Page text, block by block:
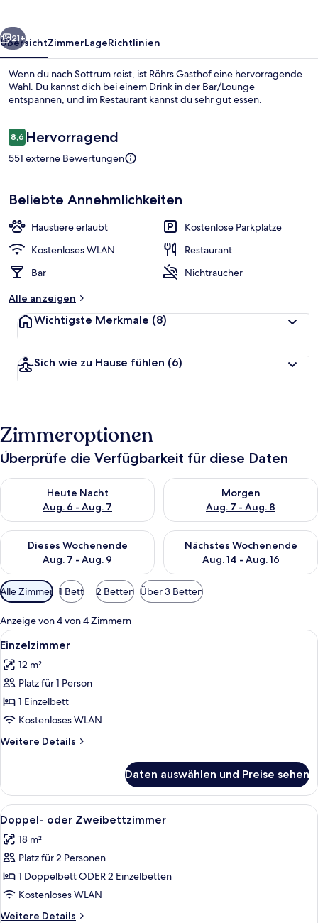
Weiter
21+
ÜbersichtZimmerLageRichtlinien
Wenn du nach Sottrum reist, ist Röhrs Gasthof eine hervorragende
Wahl. Du kannst dich bei einem Drink in der Bar/Lounge
entspannen, und im Restaurant kannst du sehr gut essen.
Bewertungen
8,68,6 von 10.
Hervorragend
551 externe Bewertungen
Beliebte Annehmlichkeiten
Haustiere erlaubt
Kostenlose Parkplätze
Kostenloses WLAN
Restaurant
Bar
Nichtraucher
Alle anzeigen
Wichtigste Merkmale (8)
Sich wie zu Hause fühlen (6)
Zimmeroptionen
Überprüfe die Verfügbarkeit für diese Daten
Heute Nacht
Aug. 6 - Aug. 7
Überprüfe die Verfügbarkeit für heute Nacht, Aug. 6 - Aug. 7.
Morgen
Aug. 7 - Aug. 8
Überprüfe die Verfügbarkeit
Dieses Wochenende
Aug. 7 - Aug. 9
Überprüfe die Verfügbarkeit für dieses Wochenende, Aug. 7
Nächstes Wochenende
Aug. 14 - Aug. 16
Überprüfe die Verfügbarkeit
Verfügbare
Filter
für
Zimmer
Alle Zimmer 1 Bett 2 Betten Über 3 Betten
Anzeige von 4 von 4 Zimmern
Alle
Fotos
für
Einzelzimmer
anzeigen
Ein hölzernes Bett mit zwei Kissen,
4
Einzelzimmer
12 m²
Platz für 1 Person
1 Einzelbett
Kostenloses WLAN
Weitere Details
Weitere
Daten auswählen und Preise sehen
Alle
Fotos
für
Doppel-
oder
Zweibettzimmer
anzeigen
Schreibtisch, kostenloses WLAN,
3
Doppel- oder Zweibettzimmer
18 m²
Platz für 2 Personen
1 Doppelbett ODER 2 Einzelbetten
Kostenloses WLAN
Weitere Details
Weitere